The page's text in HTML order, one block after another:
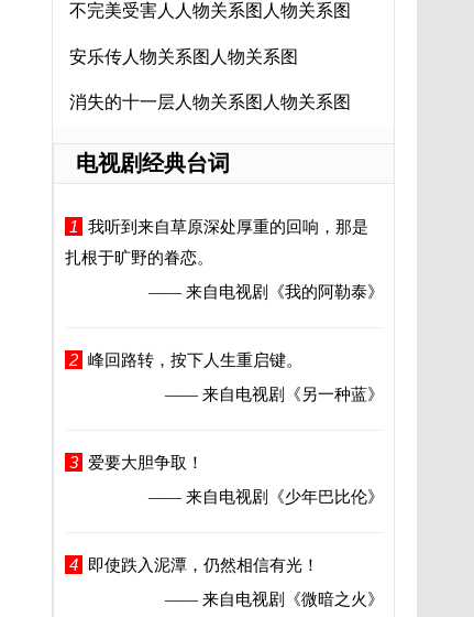
不完美受害人人物关系图人物关系图
安乐传人物关系图人物关系图
消失的十一层人物关系图人物关系图
电视剧经典台词
1
我听到来自草原深处厚重的回响，那是
扎根于旷野的眷恋。
—— 来自电视剧
《我的阿勒泰》
2 峰回路转，按下人生重启键。
—— 来自电视剧
《另一种蓝》
3
爱要大胆争取！
—— 来自电视剧
《少年巴比伦》
4
即使跌入泥潭，仍然相信有光！
—— 来自电视剧
《微暗之火》